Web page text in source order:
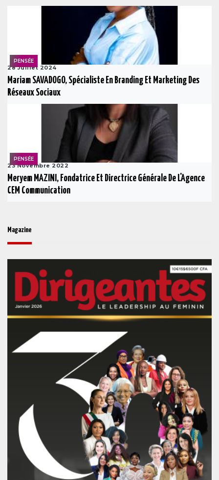
PENSÉE
28 Juillet 2024
Mariam SAVADOGO, Spécialiste En Branding Et Marketing Des
Réseaux Sociaux
PENSÉE
23 Novembre 2022
Meryem MAZINI, Fondatrice Et Directrice Générale De L'Agence
CEM Communication
Magazine